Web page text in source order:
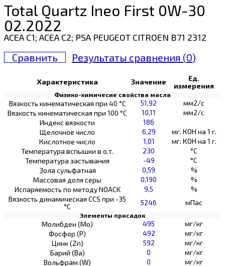
Total Quartz Ineo First 0W-30
02.2022
ACEA C1; ACEA C2; PSA PEUGEOT CITROEN B71 2312
Сравнить Результаты сравнения (0)
Характеристика Значение
Ед.
измерения
Физико-химичесие свойства масла
Вязкость кинематическая при 40 °С 51,92
мм2/с
Вязкость кинематическая при 100 °С
10,11
мм2/с
Индекс вязкости
186
Щелочное число
6,29
мг. КОН на 1 г.
Кислотное число
1,01
мг. КОН на 1 г.
Температура вспышки в о.т.
230
°C
Температура застывания
-49
°C
Зола сульфатная
0,59
%
Массовая доля серы
0,190
%
Испаряемость по методу NOACK
9,5
%
Вязкость динамическая CCS при -35
°С
5246 мПас
Элементы присадок
Молибден (Мо) 495
мг/кг
Фосфор (Р)
492
мг/кг
Цинк (Zn)
592
мг/кг
Барий (Ва)
0
мг/кг
Вольфрам (W)
0
мг/кг